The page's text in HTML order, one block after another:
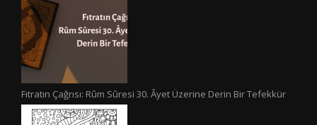
Fıtratın Çağrısı: Rûm Sûresi 30. Âyet Üzerine Derin Bir Tefekkür